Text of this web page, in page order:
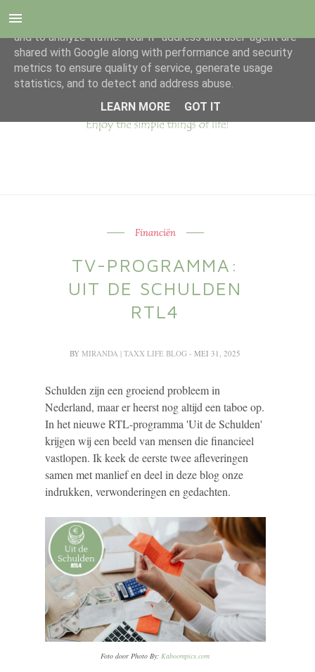
Financiën
TV-PROGRAMMA:
UIT DE SCHULDEN
RTL4
BYMIRANDA | TAXX LIFE BLOG- MEI 31, 2025
Schulden zijn een groeiend probleem in
Nederland, maar er heerst nog altijd een taboe op.
In het nieuwe RTL-programma 'Uit de Schulden'
krijgen wij een beeld van mensen die financieel
vastlopen. Ik keek de eerste twee afleveringen
samen met manlief en deel in deze blog onze
indrukken, verwonderingen en gedachten.
Foto door Photo By: Kaboompics.com
This site uses cookies from Google to deliver its services
and to analyze traffic. Your IP address and user-agent are
shared with Google along with performance and security
metrics to ensure quality of service, generate usage
statistics, and to detect and address abuse.
LEARN MORE
GOT IT